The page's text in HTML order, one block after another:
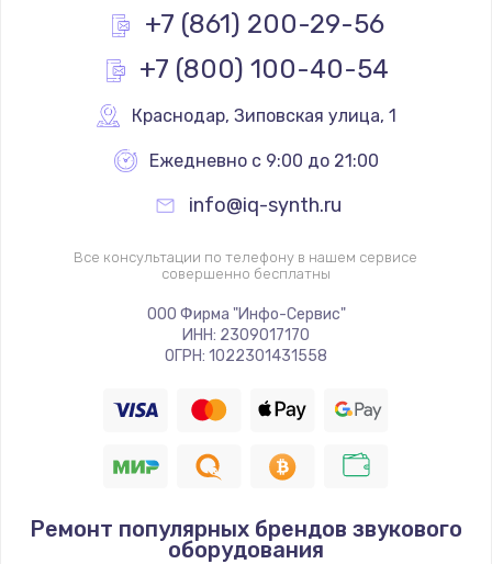
+7 (861) 200-29-56
+7 (800) 100-40-54
Краснодар, Зиповская улица, 1
Ежедневно с 9:00 до 21:00
info@iq-synth.ru
Все консультации по телефону в нашем сервисе
совершенно бесплатны
ООО Фирма "Инфо-Сервис"
ИНН: 2309017170
ОГРН: 1022301431558
Ремонт популярных брендов звукового
оборудования